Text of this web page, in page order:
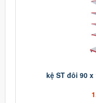
kệ ST đôi 90